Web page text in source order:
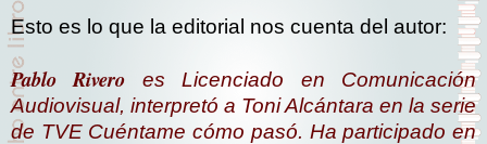
Esto es lo que la editorial nos cuenta del autor:
Pablo Rivero
es Licenciado en Comunicación
Audiovisual, interpretó a Toni Alcántara en la serie
de TVE Cuéntame cómo pasó. Ha participado en